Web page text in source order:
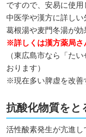
ですので、安易に使用
中医学や漢方に詳しい
葛根湯や麦門冬湯が効
※詳しくは漢方薬局さ
（東広島市なら「た
おります）
※現在多い脾虚を改善
抗酸化物質をと
活性酸素発生が亢進